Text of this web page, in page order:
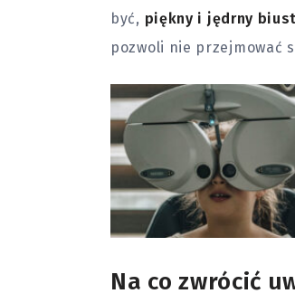
być, piękny i jędrny biust
pozwoli nie przejmować
Na co zwrócić